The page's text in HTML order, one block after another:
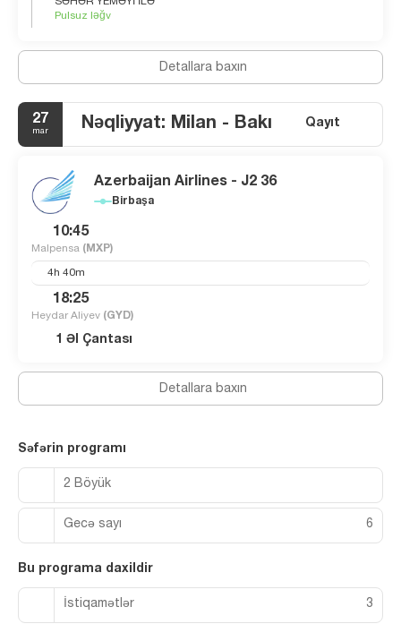
Pulsuz ləğv
Detallara baxın
27
mar Nəqliyyat: Milan - Bakı Qayıt
Azerbaijan Airlines - J2 36
Birbaşa
10:45
Malpensa (MXP)
4h 40m
18:25
Heydar Aliyev (GYD)
1 Əl Çantası
Detallara baxın
Səfərin programı
2 Böyük
Gecə sayı 6
Bu programa daxildir
İstiqamətlər 3